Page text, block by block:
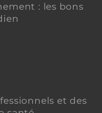
: les bons
et des